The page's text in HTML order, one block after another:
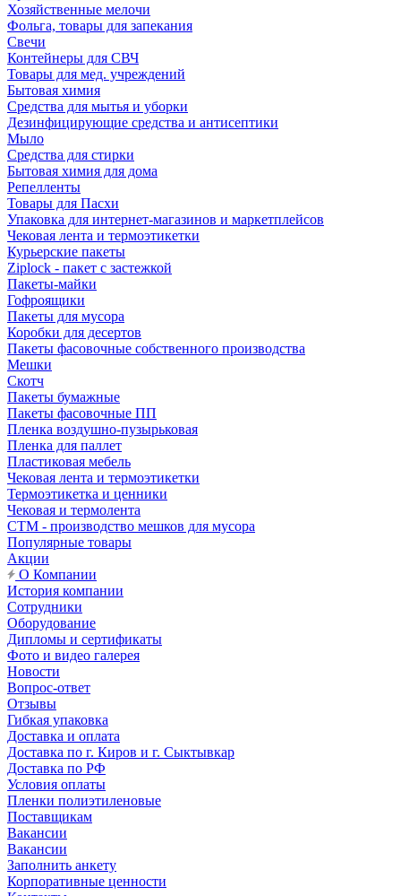
Хозяйственные мелочи
Фольга, товары для запекания
Свечи
Контейнеры для СВЧ
Товары для мед. учреждений
Бытовая химия
Средства для мытья и уборки
Дезинфицирующие средства и антисептики
Мыло
Средства для стирки
Бытовая химия для дома
Репелленты
Товары для Пасхи
Упаковка для интернет-магазинов и маркетплейсов
Чековая лента и термоэтикетки
Курьерские пакеты
Ziplock - пакет с застежкой
Пакеты-майки
Гофроящики
Пакеты для мусора
Коробки для десертов
Пакеты фасовочные собственного производства
Мешки
Скотч
Пакеты бумажные
Пакеты фасовочные ПП
Пленка воздушно-пузырьковая
Пленка для паллет
Пластиковая мебель
Чековая лента и термоэтикетки
Термоэтикетка и ценники
Чековая и термолента
СТМ - производство мешков для мусора
Популярные товары
Акции
О Компании
История компании
Сотрудники
Оборудование
Дипломы и сертификаты
Фото и видео галерея
Новости
Вопрос-ответ
Отзывы
Гибкая упаковка
Доставка и оплата
Доставка по г. Киров и г. Сыктывкар
Доставка по РФ
Условия оплаты
Пленки полиэтиленовые
Поставщикам
Вакансии
Вакансии
Заполнить анкету
Корпоративные ценности